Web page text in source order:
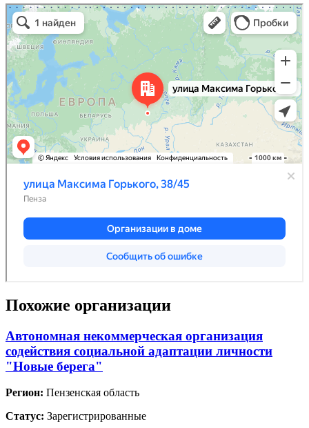
Похожие организации
Автономная некоммерческая организация
содействия социальной адаптации личности
"Новые берега"
Регион: Пензенская область
Статус: Зарегистрированные